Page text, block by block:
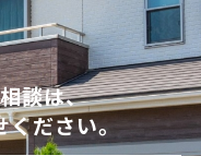
談は、
ください。